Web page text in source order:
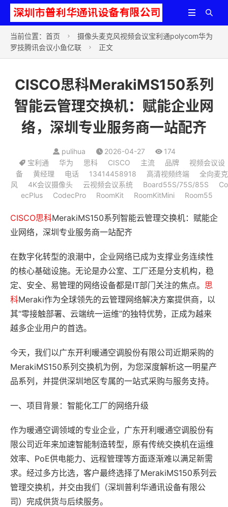


当前位置： 首页 
摄像头麦克风视频会议宝利通polycom华为
罗技腾讯会议小鱼亿联
 正文
CISCO思科MerakiMS150系列
智能云管理交换机：赋能企业网
络，深圳专业服务商一站配齐
pulihua 2026-04-27
174
宝利通
华为 思科 CISCO 主流 品牌
视频会议设
备
黄经理 电话 13414458918 高清视频终端
全向麦克
风
4K会议摄像头 云视频会议系统 Board55S/75S/85S
ecPlus
CodecPro RoomKit RoomKitMini Room55
CISCO思科MerakiMS150系列智能云管理交换机：赋能企
业网络，深圳专业服务商一站配齐
在数字化转型的浪潮中，企业网络已成为支撑业务连续性
的核心基础设施。无论是办公室、工厂还是分支机构，稳
定、安全、易管理的网络设备都是IT部门关注的焦点。 思
科Meraki作为全球领先的云管理网络解决方案提供商，以
其“零接触部署、云端统一运维”的独特优势，正成为越来
越多企业用户的首选。
今天，我们以广东开利暖通空调股份有限公司近期采购的
MerakiMS150系列交换机为例，为您深度解析这一明星产
品系列，并提供深圳地区专属的一站式采购与服务支持。
一、项目背景：智能化工厂的网络升级
作为暖通空调领域的专业企业，广东开利暖通空调股份有
限公司近年来加速智能制造转型，原有传统交换机在运维
效率、PoE供电能力、远程管理等方面逐渐难以满足新需
求。经过多方比选，客户最终选择了MerakiMS150系列云
管理交换机，并交由我们（深圳普利华通讯设备有限公
司）完成供货与后续服务。